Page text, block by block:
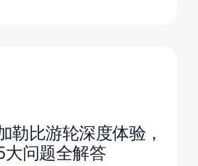
勒比游轮深度体验，
问题全解答